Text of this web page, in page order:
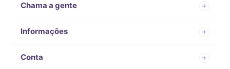
Chama a gente
Informações
Conta